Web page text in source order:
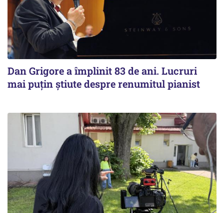
Dan Grigore a împlinit 83 de ani. Lucruri
mai puțin știute despre renumitul pianist